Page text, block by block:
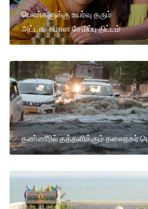
பெண்களுக்கு உயர்வு தரும்
அட்டகாசமான சேமிப்பு திட்டம்
தண்ணீரில் தத்தளிக்கும் தலைநகர்